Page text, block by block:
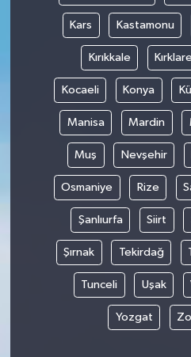
Kars Kastamonu
Kırıkkale
Kocaeli Konya
Manisa Mardin
Muş Nevşehir
Osmaniye Rize
Şanlıurfa Siirt
Şırnak Tekirdağ
Tunceli Uşak
Yozgat